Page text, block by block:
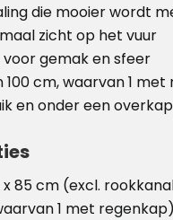
die mooier wordt
zicht op het vuur
gemak en sfeer
cm, waarvan 1
en onder een
85 cm (excl.
1 met regenkap)